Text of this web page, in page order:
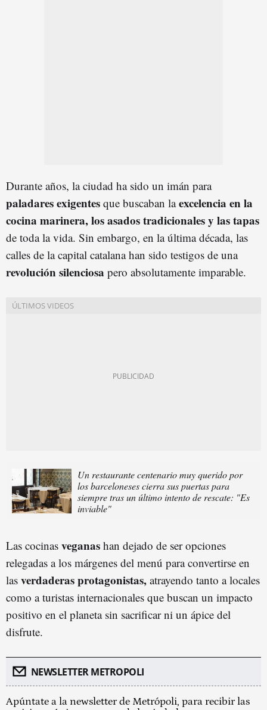
Durante años, la ciudad ha sido un imán para
paladares exigentes que buscaban laexcelencia en la
cocina marinera, los asados tradicionales y las tapas
de toda la vida. Sin embargo, en la última década, las
calles de la capital catalana han sido testigos de una
revolución silenciosa pero absolutamente imparable.
Un restaurante centenario muy querido por
los barceloneses cierra sus puertas para
siempre tras un último intento de rescate: "Es
inviable"
Las cocinas veganas han dejado de ser opciones
relegadas a los márgenes del menú para convertirse en
las verdaderas protagonistas, atrayendo tanto a locales
como a turistas internacionales que buscan un impacto
positivo en el planeta sin sacrificar ni un ápice del
disfrute.
NEWSLETTER METROPOLI
Apúntate a la newsletter de Metrópoli, para recibir las